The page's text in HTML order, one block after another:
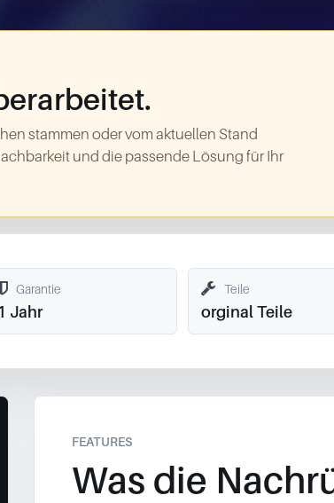
stammen oder vom aktuellen Stand
und die passende Lösung für Ihr
Garantie
Jahr
Teile
orginal Teile
FEATURES
Was die